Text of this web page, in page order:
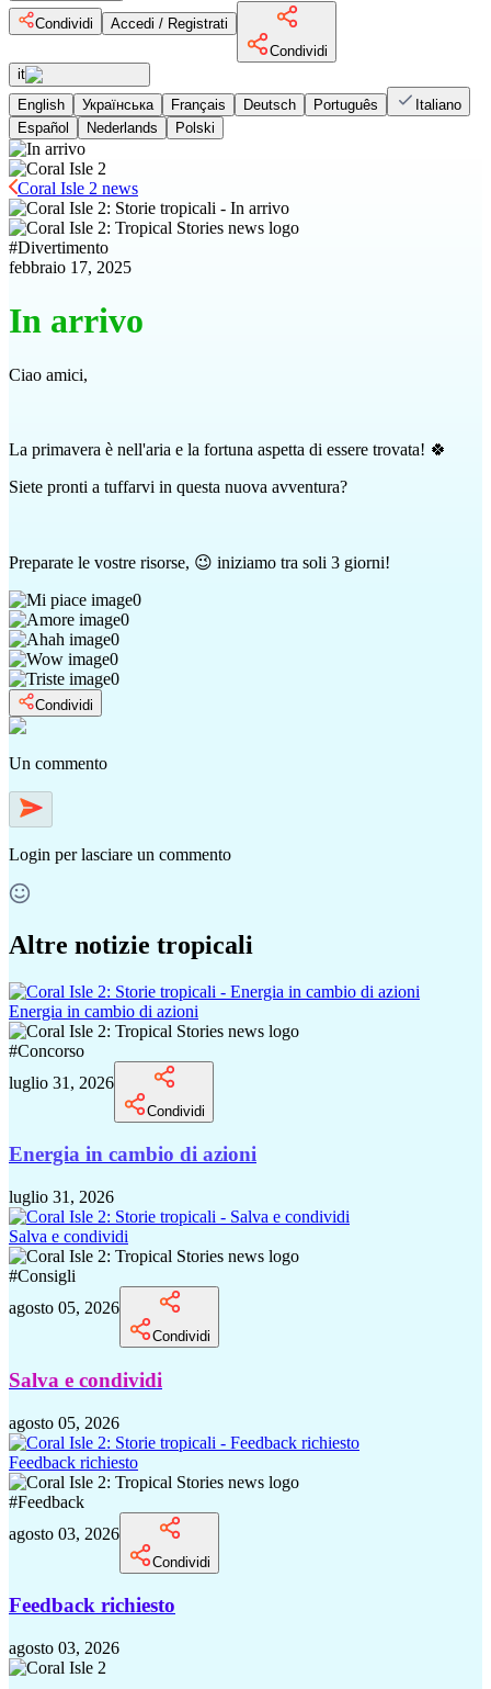
Condividi
Accedi / Registrati
Condividi
it
English
Українська Français Deutsch Português
Italiano
Español
Nederlands Polski
Coral Isle 2 news
#Divertimento
febbraio 17, 2025
In arrivo
Ciao amici,
La primavera è nell'aria e la fortuna aspetta di essere trovata! 🍀
Siete pronti a tuffarvi in questa nuova avventura?
Preparate le vostre risorse, 😉 iniziamo tra soli 3 giorni!
0
0
0
0
0
Condividi
Un commento
Login per lasciare un commento
Altre notizie tropicali
Energia in cambio di azioni
#Concorso
luglio 31, 2026
Condividi
Energia in cambio di azioni
luglio 31, 2026
Salva e condividi
#Consigli
agosto 05, 2026
Condividi
Salva e condividi
agosto 05, 2026
Feedback richiesto
#Feedback
agosto 03, 2026
Condividi
Feedback richiesto
agosto 03, 2026